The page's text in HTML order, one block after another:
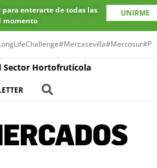
para enterarte de todas las
momento
UNIRME
#Mercasevilla#Mercosur
Sector Hortofrutícola